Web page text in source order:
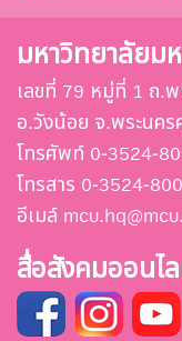
มหาวิทยาลัยม
เลขที่ 79 หมู่ที่ 1 ถ.
อ.วังน้อย จ.พระนค
โทรศัพท์ 0-3524-
โทรสาร 0-3524-
อีเมล์
สื่อสังคมออนไ